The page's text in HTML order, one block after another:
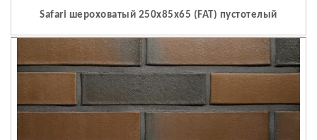
Safari шероховатый 250x85x65 (FAT) пустотелый